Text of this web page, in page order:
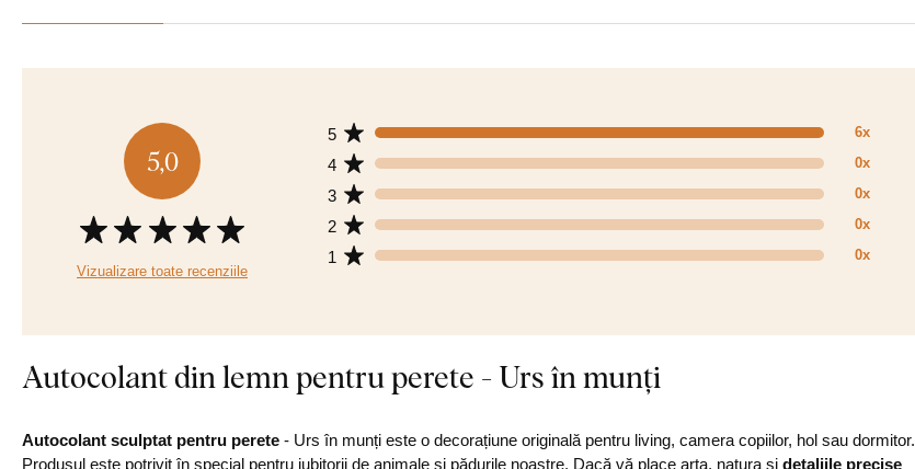
5,0
Vizualizare toate recenziile
1 0x
2 0x
3 0x
4 0x
5 6x
Autocolant din lemn pentru perete - Urs în munți
Autocolant sculptat pentru perete - Urs în munți este o decorațiune originală pentru living, camera copiilor, hol sau dormitor.
Produsul este potrivit în special pentru iubitorii de animale și pădurile noastre. Dacă vă place arta, natura și detaliile precise